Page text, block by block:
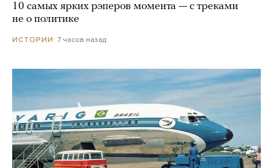
10 самых ярких рэперов момента — с треками
не о политике
ИСТОРИИ 7 часов назад